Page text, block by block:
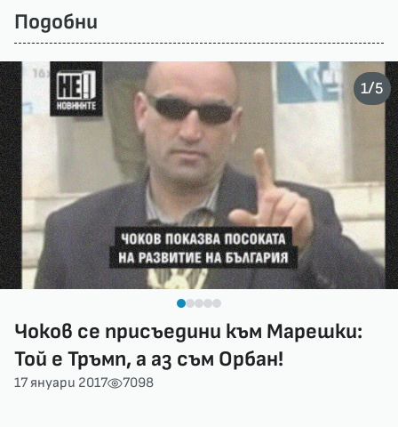
Подобни
Чоков се присъедини към Марешки:
Той е Тръмп, а аз съм Орбан!
17 януари 2017 7098
1/5